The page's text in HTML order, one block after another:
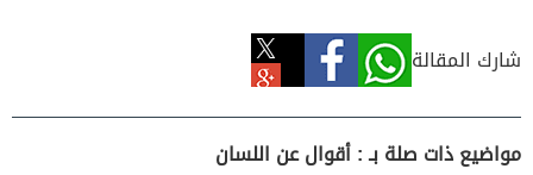
شارك المقالة
مواضيع ذات صلة بـ : أقوال عن اللسان